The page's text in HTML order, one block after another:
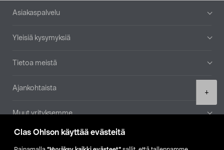
Clas Ohlson käyttää evästeitä
+
Alatunniste
Asiakaspalvelu
Yleisiä kysymyksiä
Tietoa meistä
Ajankohtaista
Muut yrityksemme
Etsi myymälä